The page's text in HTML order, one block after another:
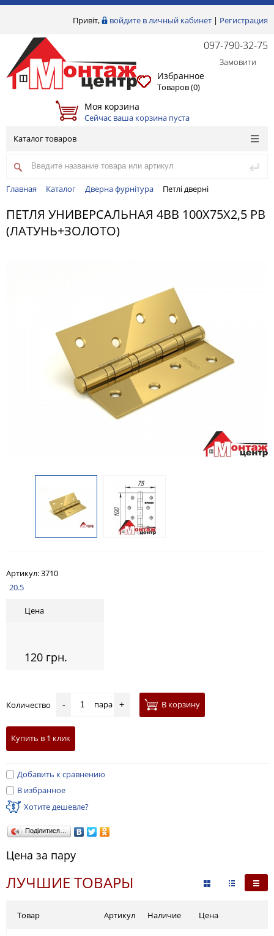
Привіт, войдите в личный кабинет | Регистрация
097-790-32-75
Замовити
Избранное
Товаров (0)
Моя корзина
Сейчас ваша корзина пуста
Каталог товаров
Главная Каталог Дверна фурнітура Петлі дверні
ПЕТЛЯ УНИВЕРСАЛЬНАЯ 4BB 100X75X2,5 PB
(ЛАТУНЬ+ЗОЛОТО)
Артикул:3710
20.5
Цена
120 грн.
Количество - пара + В корзину
Купить в 1 клик
Добавить к сравнению
В избранное
Хотите дешевле?
Поділитися…
Цена за пару
ЛУЧШИЕ ТОВАРЫ
Товар Артикул Наличие Цена